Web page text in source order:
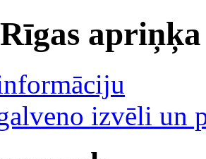
Rīgas
izvēli un